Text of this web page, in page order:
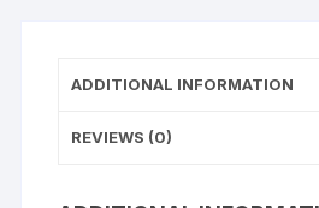
ADDITIONAL INFORMATION
REVIEWS (0)